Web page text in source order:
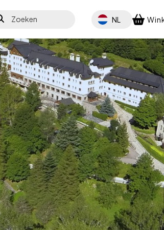
Zoeken Select your language
NL